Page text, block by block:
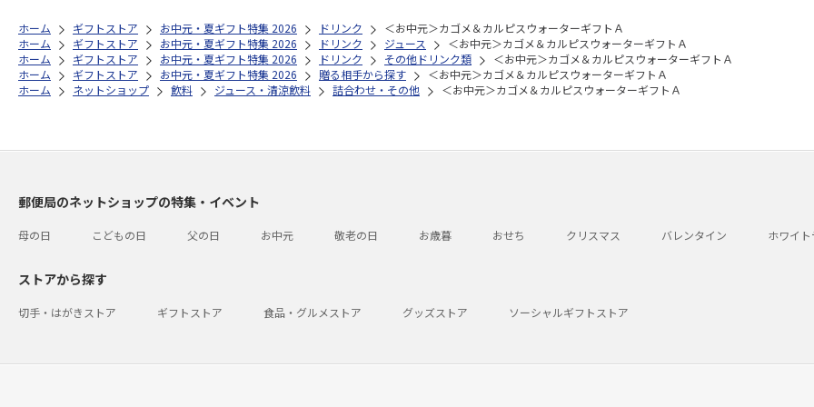
ホーム ギフトストア お中元・夏ギフト特集 2026 ドリンク
＜お中元＞カゴメ＆カルピスウォーターギフトＡ
ホーム
ギフトストア お中元・夏ギフト特集 2026 ドリンク ジュース
＜お中元＞カゴメ＆カルピスウォーターギフトＡ
ホーム
ギフトストア お中元・夏ギフト特集 2026 ドリンク その他ドリンク類
＜お中元＞カゴメ＆カルピスウォーターギフトＡ
ホーム
ギフトストア お中元・夏ギフト特集 2026 贈る相手から探す
＜お中元＞カゴメ＆カルピスウォーターギフトＡ
ホーム
ネットショップ 飲料 ジュース・清涼飲料 詰合わせ・その他 ＜お中元＞カゴメ＆カルピスウォーターギフトＡ
郵便局のネットショップの特集・イベント
母の日 こどもの日 父の日 お中元 敬老の日 お歳暮 おせち クリスマス バレンタイン ホワイ
ストアから探す
切手・はがきストア ギフトストア 食品・グルメストア グッズストア ソーシャルギフトストア